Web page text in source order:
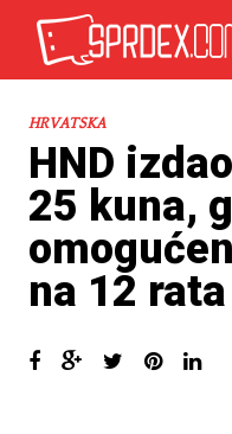
HRVATSKA
HND
25 kuna,
na 12 rata